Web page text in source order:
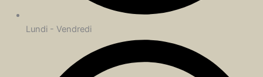
Lundi - Vendredi